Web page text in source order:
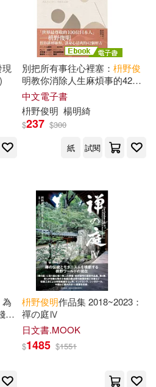
別把所有事往心裡塞： 枡野俊
明教你消除人生麻煩事的42個
解方(《人生的麻煩事全都可以
消失》新修版) (電子書)
中文電子書
枡野俊明 楊明綺
$237 $300
紙
試閱
煩
枡野俊明作品集 2018~2023：
禪の庭Ⅳ
日文書.MOOK
$1485 $1551